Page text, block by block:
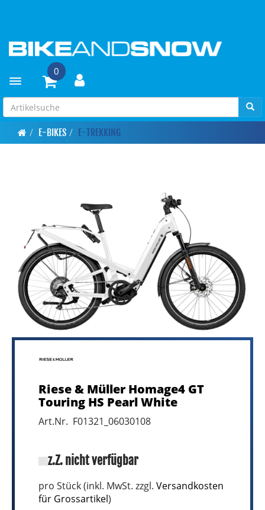
Toggle navigation
0
E-BIKES E-TREKKING
Riese & Müller Homage4 GT
Touring HS Pearl White
Art.Nr. F01321_06030108
z.Z. nicht verfügbar
pro Stück (inkl. MwSt. zzgl. Versandkosten
für Grossartikel)